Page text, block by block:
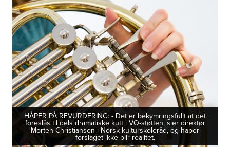
HÅPER PÅ REVURDERING: - Det er bekymringsfullt at det
foreslås til dels dramatiske kutt i VO-støtten, sier direktør
Morten Christiansen i Norsk kulturskoleråd, og håper
forslaget ikke blir realitet.